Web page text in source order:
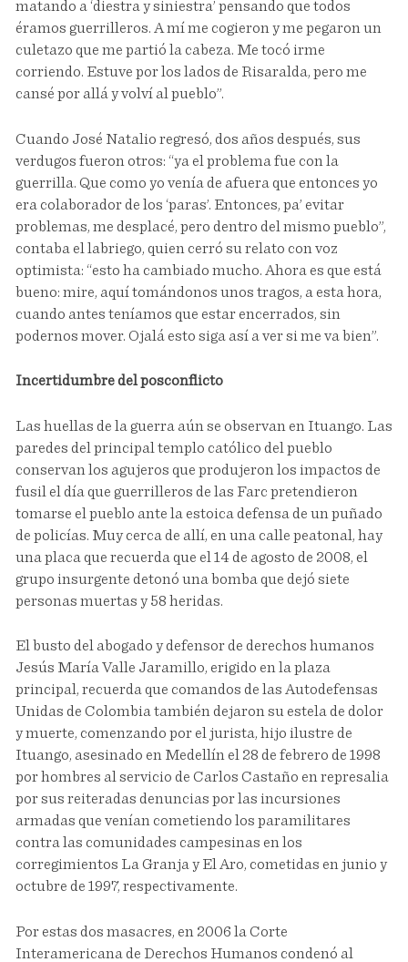
matando a ‘diestra y siniestra’ pensando que todos
éramos guerrilleros. A mí me cogieron y me pegaron un
culetazo que me partió la cabeza. Me tocó irme
corriendo. Estuve por los lados de Risaralda, pero me
cansé por allá y volví al pueblo”.
Cuando José Natalio regresó, dos años después, sus
verdugos fueron otros: “ya el problema fue con la
guerrilla. Que como yo venía de afuera que entonces yo
era colaborador de los ‘paras’. Entonces, pa’ evitar
problemas, me desplacé, pero dentro del mismo pueblo”,
contaba el labriego, quien cerró su relato con voz
optimista: “esto ha cambiado mucho. Ahora es que está
bueno: mire, aquí tomándonos unos tragos, a esta hora,
cuando antes teníamos que estar encerrados, sin
podernos mover. Ojalá esto siga así a ver si me va bien”.
Incertidumbre del posconflicto
Las huellas de la guerra aún se observan en Ituango. Las
paredes del principal templo católico del pueblo
conservan los agujeros que produjeron los impactos de
fusil el día que guerrilleros de las Farc pretendieron
tomarse el pueblo ante la estoica defensa de un puñado
de policías. Muy cerca de allí, en una calle peatonal, hay
una placa que recuerda que el 14 de agosto de 2008, el
grupo insurgente detonó una bomba que dejó siete
personas muertas y 58 heridas.
El busto del abogado y defensor de derechos humanos
Jesús María Valle Jaramillo, erigido en la plaza
principal, recuerda que comandos de las Autodefensas
Unidas de Colombia también dejaron su estela de dolor
y muerte, comenzando por el jurista, hijo ilustre de
Ituango, asesinado en Medellín el 28 de febrero de 1998
por hombres al servicio de Carlos Castaño en represalia
por sus reiteradas denuncias por las incursiones
armadas que venían cometiendo los paramilitares
contra las comunidades campesinas en los
corregimientos La Granja y El Aro, cometidas en junio y
octubre de 1997, respectivamente.
Por estas dos masacres, en 2006 la Corte
Interamericana de Derechos Humanos condenó al